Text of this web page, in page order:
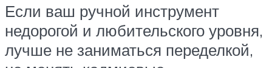
Если ваш ручной инструмент
недорогой и любительского уровня,
лучше не заниматься переделкой,